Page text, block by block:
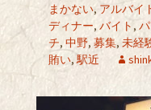
まかない, アルバイ
ディナー, バイト ,
チ, 中野, 募集, 未経
賄い,駅近